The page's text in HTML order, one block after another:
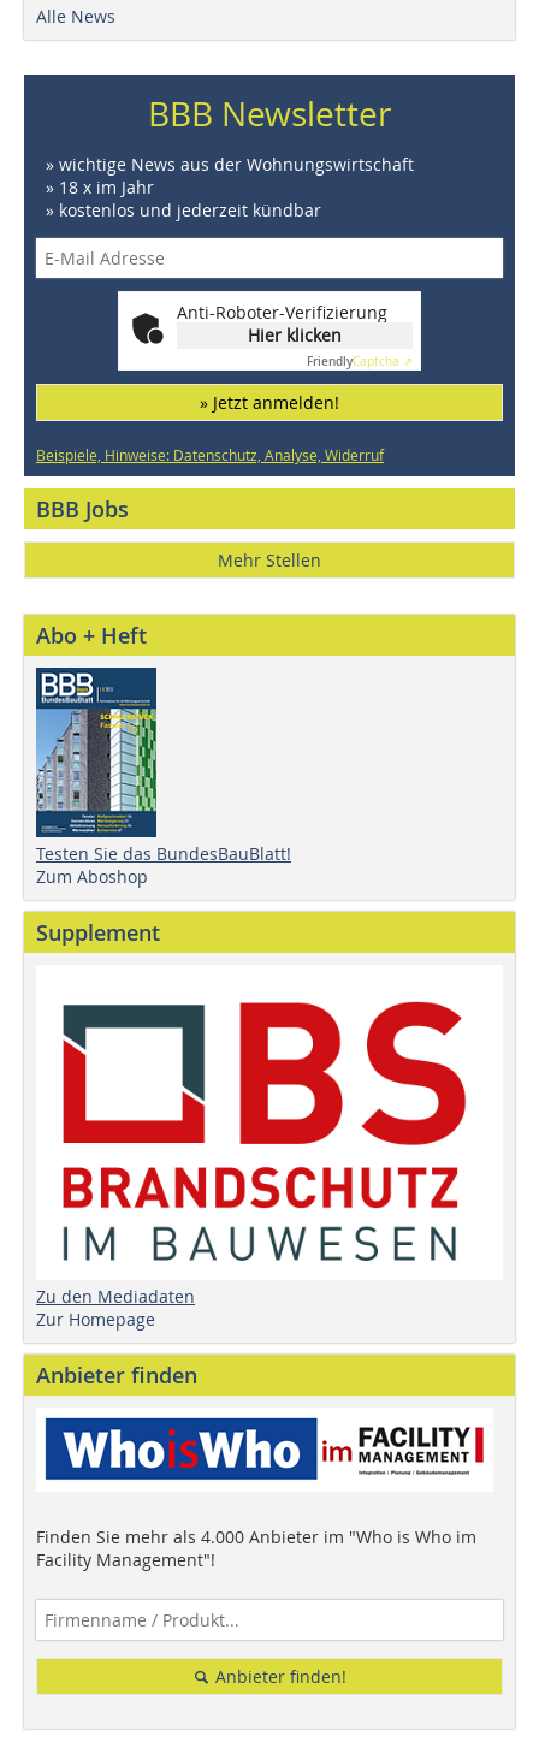
Alle News
BBB Newsletter
» wichtige News aus der Wohnungswirtschaft
» 18 x im Jahr
» kostenlos und jederzeit kündbar
Anti-Roboter-Verifizierung
Hier klicken
FriendlyCaptcha ⇗
» Jetzt anmelden!
Beispiele, Hinweise: Datenschutz, Analyse, Widerruf
BBB Jobs
Mehr Stellen
Abo + Heft
Testen Sie das BundesBauBlatt!
Zum Aboshop
Supplement
Zu den Mediadaten
Zur Homepage
Anbieter finden
Finden Sie mehr als 4.000 Anbieter im "Who is Who im
Facility Management"!
Anbieter finden!